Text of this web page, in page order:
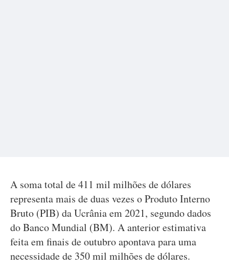
A soma total de 411 mil milhões de dólares
representa mais de duas vezes o Produto Interno
Bruto (PIB) da Ucrânia em 2021, segundo dados
do Banco Mundial (BM). A anterior estimativa
feita em finais de outubro apontava para uma
necessidade de 350 mil milhões de dólares.